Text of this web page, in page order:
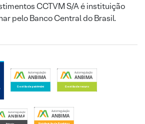
CCTVM S/A é instituição
pelo Banco Central do Brasil.